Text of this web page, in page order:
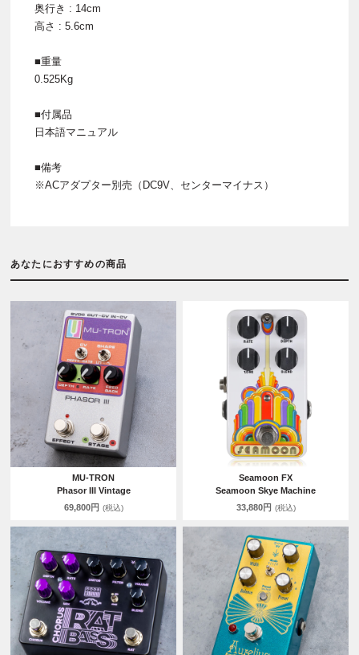
奥行き : 14cm
高さ : 5.6cm
■重量
0.525Kg
■付属品
日本語マニュアル
■備考
※ACアダプター別売（DC9V、センターマイナス）
あなたにおすすめの商品
MU-TRON
Phasor III Vintage
69,800円 (税込)
Seamoon FX
Seamoon Skye Machine
33,880円 (税込)